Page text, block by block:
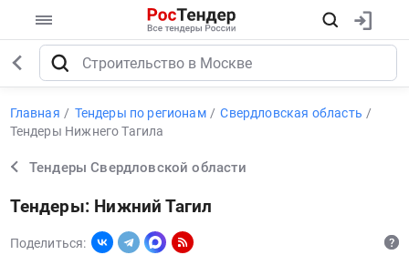
Главная Тендеры по регионам
Свердловская область
Тендеры Нижнего Тагила
Тендеры Свердловской области
Тендеры: Нижний Тагил
Поделиться: